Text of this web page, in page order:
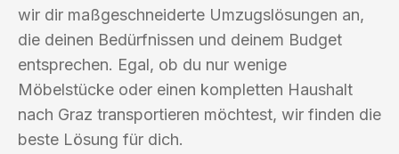
wir dir maßgeschneiderte Umzugslösungen an,
die deinen Bedürfnissen und deinem Budget
entsprechen. Egal, ob du nur wenige
Möbelstücke oder einen kompletten Haushalt
nach Graz transportieren möchtest, wir finden die
beste Lösung für dich.